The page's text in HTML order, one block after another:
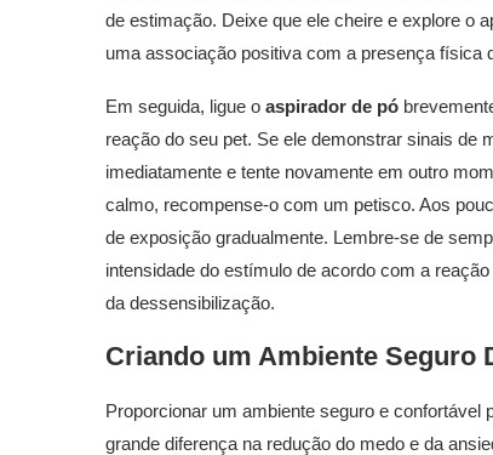
de estimação. Deixe que ele cheire e explore o
uma associação positiva com a presença física
Em seguida, ligue o aspirador de pó
reação do seu pet. Se ele demonstrar sinais de
imediatamente e tente novamente em outro
calmo, recompense-o com um petisco. Aos
de exposição gradualmente. Lembre-se de
intensidade do estímulo de acordo com a
da dessensibilização.
Criando um Ambiente Seguro
Proporcionar um ambiente seguro e confortável
grande diferença na redução do medo e da